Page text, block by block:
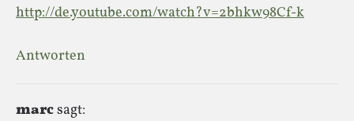
http://de.youtube.com/watch?v=2bhkw98Cf-k
Antworten
marcsagt: